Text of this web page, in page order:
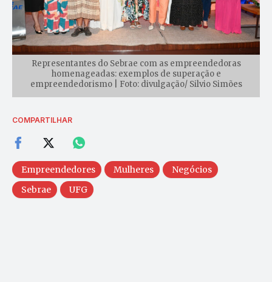
Representantes do Sebrae com as empreendedoras
homenageadas: exemplos de superação e
empreendedorismo | Foto: divulgação/ Silvio Simões
COMPARTILHAR
Empreendedores Mulheres
Negócios
Sebrae
UFG